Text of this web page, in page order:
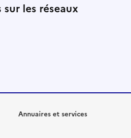
sur les réseaux
Annuaires et services